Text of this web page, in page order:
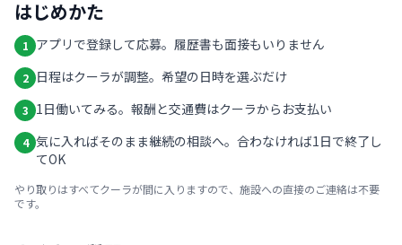
はじめかた
1 アプリで登録して応募。履歴書も面接もいりません
2 日程はクーラが調整。希望の日時を選ぶだけ
3 1日働いてみる。報酬と交通費はクーラからお支払い
4 気に入ればそのまま継続の相談へ。合わなければ1日で終了し
てOK
やり取りはすべてクーラが間に入りますので、施設への直接のご連絡は不要
です。